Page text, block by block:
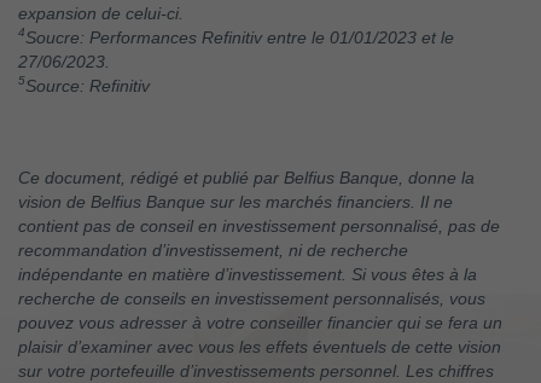
expansion de celui-ci.
4Soucre: Performances Refinitiv entre le 01/01/2023 et le
27/06/2023.
5Source: Refinitiv
Ce document, rédigé et publié par Belfius Banque, donne la
vision de Belfius Banque sur les marchés financiers. Il ne
contient pas de conseil en investissement personnalisé, pas de
recommandation d’investissement, ni de recherche
indépendante en matière d’investissement. Si vous êtes à la
recherche de conseils en investissement personnalisés, vous
pouvez vous adresser à votre conseiller financier qui se fera un
plaisir d’examiner avec vous les effets éventuels de cette vision
sur votre portefeuille d’investissements personnel. Les chiffres